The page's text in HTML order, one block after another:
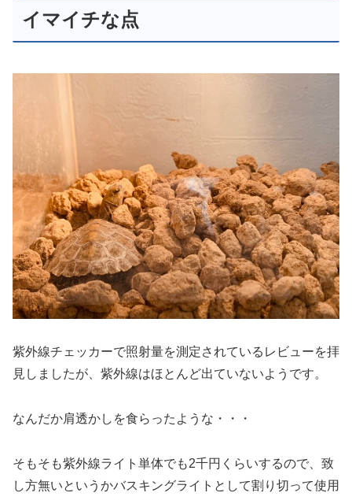
イマイチな点
紫外線チェッカーで照射量を測定されているレビューを拝
見しましたが、紫外線はほとんど出ていないようです。
なんだか肩透かしを食らったような・・・
そもそも紫外線ライト単体でも2千円くらいするので、致
し方無いというかバスキングライトとして割り切って使用